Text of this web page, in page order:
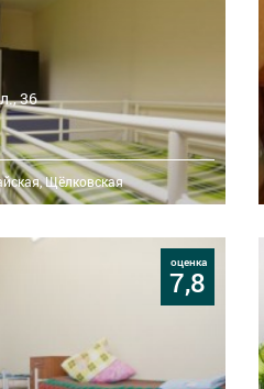
36
Щёлковская
оценка
7,8